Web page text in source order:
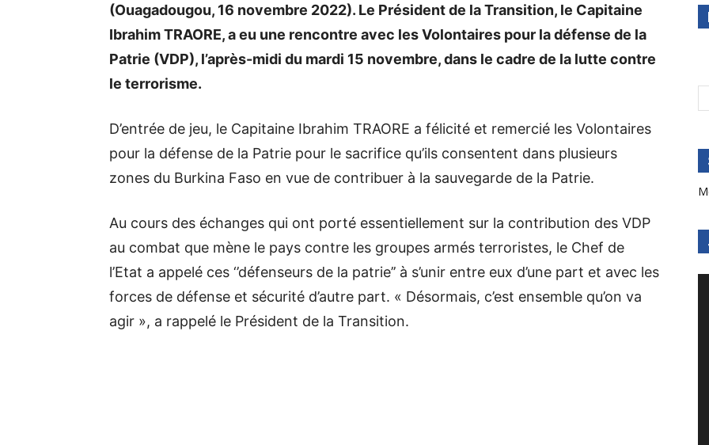
(Ouagadougou, 16 novembre 2022). Le Président de la Transition, le Capitaine
Ibrahim TRAORE, a eu une rencontre avec les Volontaires pour la défense de la
Patrie (VDP), l’après-midi du mardi 15 novembre, dans le cadre de la lutte contre
le terrorisme.
D’entrée de jeu, le Capitaine Ibrahim TRAORE a félicité et remercié les Volontaires
pour la défense de la Patrie pour le sacrifice qu’ils consentent dans plusieurs
zones du Burkina Faso en vue de contribuer à la sauvegarde de la Patrie.
Au cours des échanges qui ont porté essentiellement sur la contribution des VDP
au combat que mène le pays contre les groupes armés terroristes, le Chef de
l’Etat a appelé ces ‘’défenseurs de la patrie’’ à s’unir entre eux d’une part et avec les
forces de défense et sécurité d’autre part. « Désormais, c’est ensemble qu’on va
agir », a rappelé le Président de la Transition.